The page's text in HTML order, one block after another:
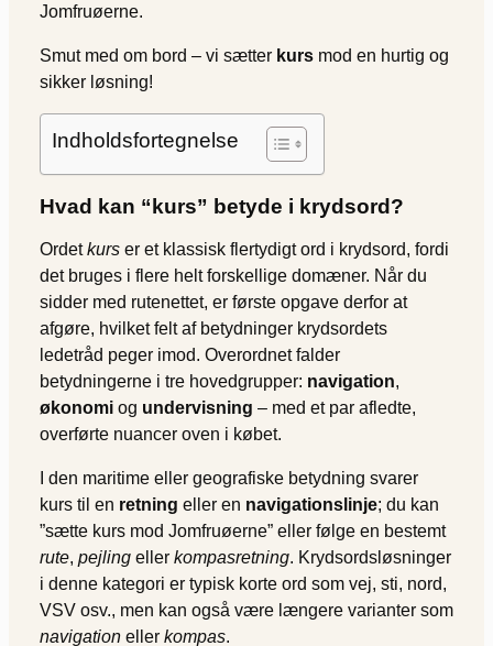
Jomfruøerne.
Smut med om bord – vi sætter kurs mod en hurtig og
sikker løsning!
Indholdsfortegnelse
Hvad kan “kurs” betyde i krydsord?
Ordetkurs er et klassisk flertydigt ord i krydsord, fordi
det bruges i flere helt forskellige domæner. Når du
sidder med rutenettet, er første opgave derfor at
afgøre, hvilket felt af betydninger krydsordets
ledetråd peger imod. Overordnet falder
betydningerne i tre hovedgrupper: navigation,
økonomi og undervisning – med et par afledte,
overførte nuancer oven i købet.
I den maritime eller geografiske betydning svarer
kurs til en retning eller en navigationslinje; du kan
”sætte kurs mod Jomfruøerne” eller følge en bestemt
rute, pejling eller kompasretning. Krydsordsløsninger
i denne kategori er typisk korte ord som vej, sti, nord,
VSV osv., men kan også være længere varianter som
navigation eller kompas.